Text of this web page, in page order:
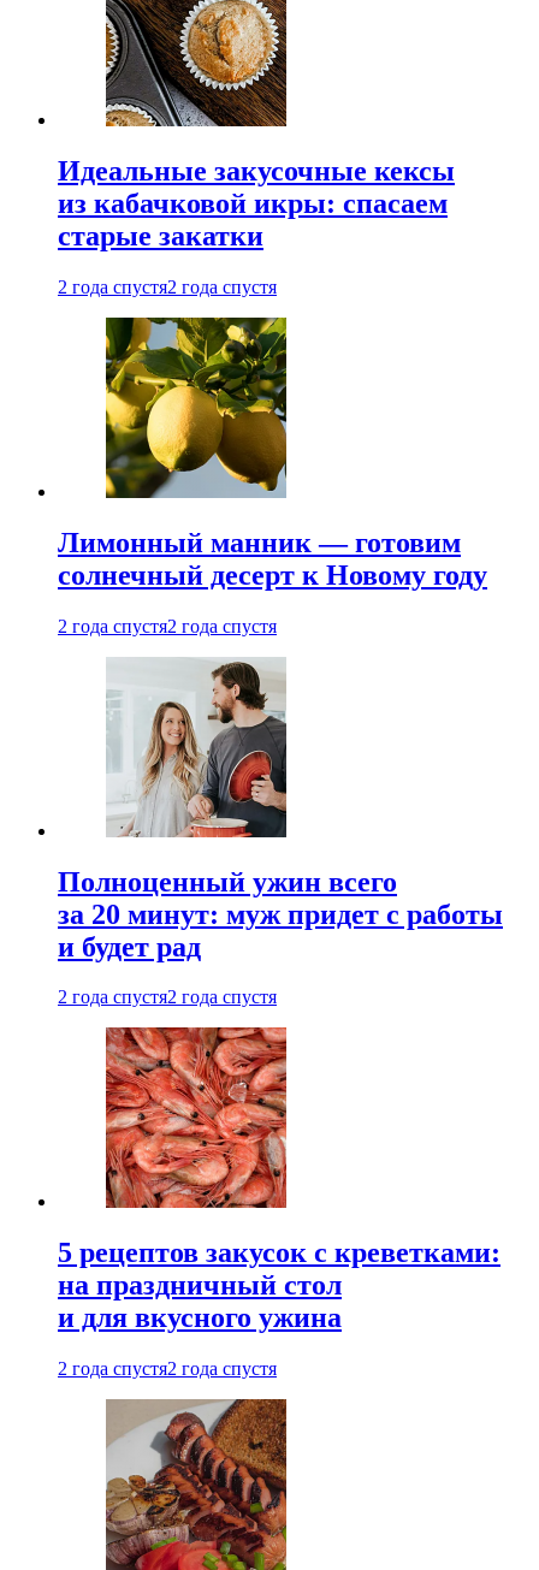
Идеальные закусочные кексы
из кабачковой икры: спасаем
старые закатки
2 года спустя2 года спустя
Лимонный манник — готовим
солнечный десерт к Новому году
2 года спустя2 года спустя
Полноценный ужин всего
за 20 минут: муж придет с работы
и будет рад
2 года спустя2 года спустя
5 рецептов закусок с креветками:
на праздничный стол
и для вкусного ужина
2 года спустя2 года спустя